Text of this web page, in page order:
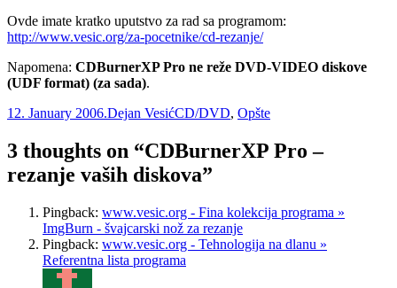
Ovde imate kratko uputstvo za rad sa programom:
http://www.vesic.org/za-pocetnike/cd-rezanje/
Napomena: CDBurnerXP Pro ne reže DVD-VIDEO diskove
(UDF format) (za sada).
Posted
12. January 2006.Author
Dejan VesićCategories
CD/DVD, Opšte
3 thoughts on “CDBurnerXP Pro –
rezanje vaših diskova”
Pingback: www.vesic.org - Fina kolekcija programa »
ImgBurn - švajcarski nož za rezanje
Pingback: www.vesic.org - Tehnologija na dlanu »
Referentna lista programa